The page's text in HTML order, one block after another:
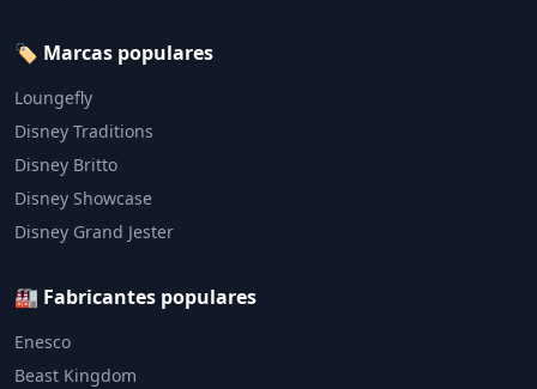
🏷️ Marcas populares
Loungefly
Disney Traditions
Disney Britto
Disney Showcase
Disney Grand Jester
🏭 Fabricantes populares
Enesco
Beast Kingdom